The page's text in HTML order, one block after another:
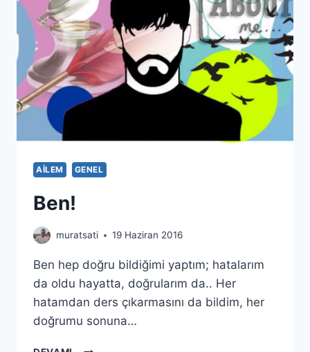
AILEM GENEL
Ben!
muratsati 19 Haziran 2016
Ben hep doğru bildiğimi yaptım; hatalarım
da oldu hayatta, doğrularım da.. Her
hatamdan ders çıkarmasını da bildim, her
doğrumu sonuna…
BEN!